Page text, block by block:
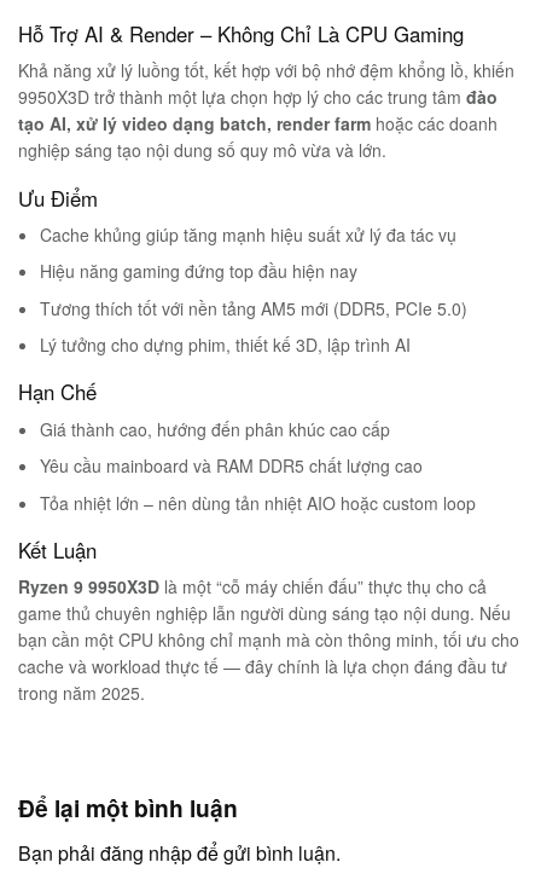
Hỗ Trợ AI & Render – Không Chỉ Là CPU Gaming
Khả năng xử lý luồng tốt, kết hợp với bộ nhớ đệm khổng lồ, khiến
9950X3D trở thành một lựa chọn hợp lý cho các trung tâm đào
tạo AI, xử lý video dạng batch, render farm hoặc các doanh
nghiệp sáng tạo nội dung số quy mô vừa và lớn.
Ưu Điểm
Cache khủng giúp tăng mạnh hiệu suất xử lý đa tác vụ
Hiệu năng gaming đứng top đầu hiện nay
Tương thích tốt với nền tảng AM5 mới (DDR5, PCIe 5.0)
Lý tưởng cho dựng phim, thiết kế 3D, lập trình AI
Hạn Chế
Giá thành cao, hướng đến phân khúc cao cấp
Yêu cầu mainboard và RAM DDR5 chất lượng cao
Tỏa nhiệt lớn – nên dùng tản nhiệt AIO hoặc custom loop
Kết Luận
Ryzen 9 9950X3D là một “cỗ máy chiến đấu” thực thụ cho cả
game thủ chuyên nghiệp lẫn người dùng sáng tạo nội dung. Nếu
bạn cần một CPU không chỉ mạnh mà còn thông minh, tối ưu cho
cache và workload thực tế — đây chính là lựa chọn đáng đầu tư
trong năm 2025.
Để lại một bình luận
Bạn phải đăng nhậpđể gửi bình luận.